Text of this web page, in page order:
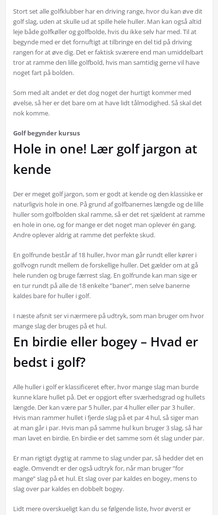
Stort set alle golfklubber har en driving range, hvor du kan øve dit
golf slag, uden at skulle ud at spille hele huller. Man kan også altid
leje både golfkøller og golfbolde, hvis du ikke selv har med. Til at
begynde med er det fornuftigt at tilbringe en del tid på driving
rangen for at øve dig. Det er faktisk sværere end man umiddelbart
tror at ramme den lille golfbold, hvis man samtidig gerne vil have
noget fart på bolden.
Som med alt andet er det dog noget der hurtigt kommer med
øvelse, så her er det bare om at have lidt tålmodighed. Så skal det
nok komme.
Golf begynder kursus
Hole in one! Lær golf jargon at
kende
Der er meget golf jargon, som er godt at kende og den klassiske er
naturligvis hole in one. På grund af golfbanernes længde og de lille
huller som golfbolden skal ramme, så er det ret sjældent at ramme
en hole in one, og for mange er det noget man oplever én gang.
Andre oplever aldrig at ramme det perfekte skud.
En golfrunde består af 18 huller, hvor man går rundt eller kører i
golfvogn rundt mellem de forskellige huller. Det gælder om at gå
hele runden og bruge færrest slag. En golfrunde kan man sige er
en tur rundt på alle de 18 enkelte ”baner”, men selve banerne
kaldes bare for huller i golf.
I næste afsnit ser vi nærmere på udtryk, som man bruger om hvor
mange slag der bruges på et hul.
En birdie eller bogey – Hvad er
bedst i golf?
Alle huller i golf er klassificeret efter, hvor mange slag man burde
kunne klare hullet på. Det er opgjort efter sværhedsgrad og hullets
længde. Der kan være par 5 huller, par 4 huller eller par 3 huller.
Hvis man rammer hullet i fjerde slag på et par 4 hul, så siger man
at man går i par. Hvis man på samme hul kun bruger 3 slag, så har
man lavet en birdie. En birdie er det samme som ét slag under par.
Er man rigtigt dygtig at ramme to slag under par, så hedder det en
eagle. Omvendt er der også udtryk for, når man bruger ”for
mange” slag på et hul. Et slag over par kaldes en bogey, mens to
slag over par kaldes en dobbelt bogey.
Lidt mere overskueligt kan du se følgende liste, hvor øverst er